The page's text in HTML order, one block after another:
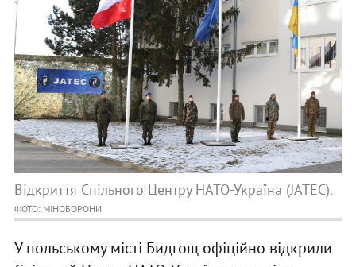
Відкриття Спільного Центру НАТО-Україна (JATEC).
ФОТО: МІНОБОРОНИ
У польському місті Бидгощ офіційно відкрили